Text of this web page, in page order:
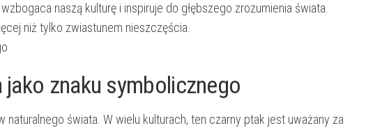
naszą kulturę‌ i ⁢inspiruje do ⁣głębszego zrozumienia ‍świata.
​niż tylko zwiastunem ‌nieszczęścia.
jako znaku symbolicznego
⁣świata. ​W‍ wielu kulturach, ⁤ten czarny ptak jest‍ uważany za